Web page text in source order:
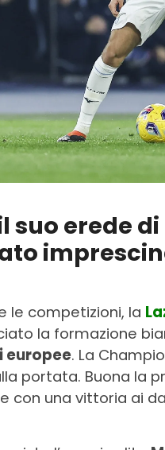
suo erede
le competizioni, la
la formazione
europee. La
portata. Buona la
con una vittoria ai